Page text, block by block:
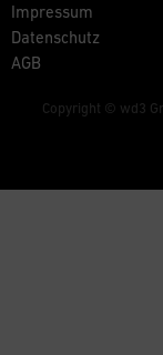
Impressum
Datenschutz
AGB
Copyright © wd3